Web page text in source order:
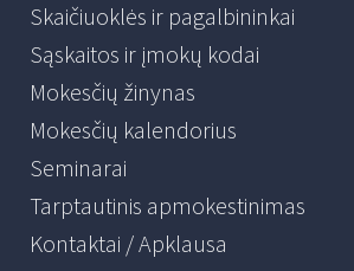
Skaičiuoklės ir pagalbininkai
Sąskaitos ir įmokų kodai
Mokesčių žinynas
Mokesčių kalendorius
Seminarai
Tarptautinis apmokestinimas
Kontaktai / Apklausa